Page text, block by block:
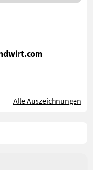
Alle Auszeichnungen